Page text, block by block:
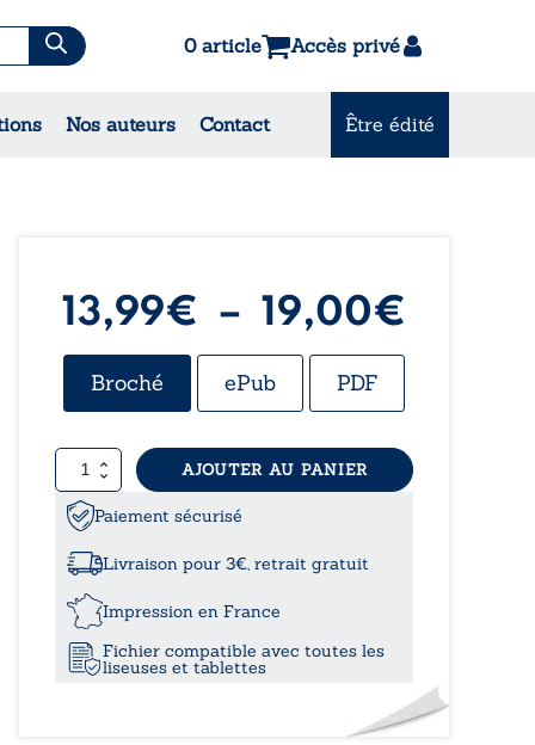
0 article Accès privé
Nos auteurs Contact Être édité
& Contes
13,99€ – 19,00€
Broché ePub PDF
quantité
de
C'était
sur
croix
L’inimaginable
secret
AJOUTER AU PANIER
Paiement sécurisé
Livraison pour 3€, retrait gratuit
Impression en France
Fichier compatible avec toutes les
liseuses et tablettes